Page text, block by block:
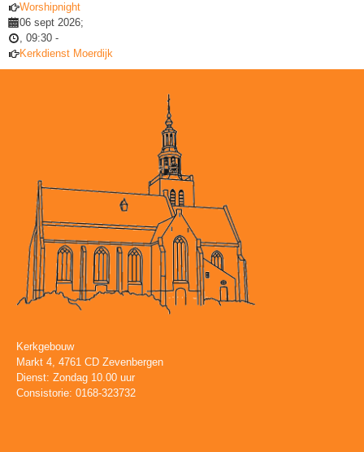
Worshipnight
06 sept 2026;
, 09:30 -
Kerkdienst Moerdijk
Kerkgebouw
Markt 4, 4761 CD Zevenbergen
Dienst: Zondag 10.00 uur
Consistorie: 0168-323732